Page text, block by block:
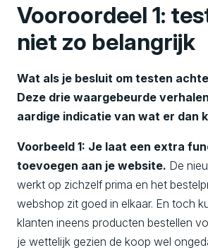
Vooroordeel 1:
niet zo belangrijk
Wat als je besluit om testen
Deze drie waargebeurde
aardige indicatie van wat er dan
Voorbeeld 1: Je laat een extra
toevoegen aan je website. De
werkt op zichzelf prima en het
webshop zit goed in elkaar. En toch
klanten ineens producten bestellen
je wettelijk gezien de koop wel